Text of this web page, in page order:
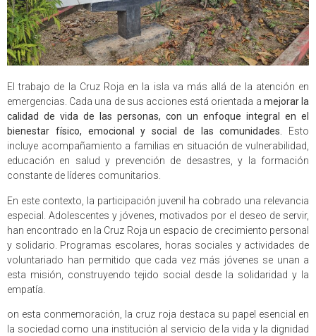
El trabajo de la Cruz Roja en la isla va más allá de la atención en
emergencias. Cada una de sus acciones está orientada a mejorar la
calidad de vida de las personas, con un enfoque integral en el
bienestar físico, emocional y social de las comunidades. Esto
incluye acompañamiento a familias en situación de vulnerabilidad,
educación en salud y prevención de desastres, y la formación
constante de líderes comunitarios.
En este contexto, la participación juvenil ha cobrado una relevancia
especial. Adolescentes y jóvenes, motivados por el deseo de servir,
han encontrado en la Cruz Roja un espacio de crecimiento personal
y solidario. Programas escolares, horas sociales y actividades de
voluntariado han permitido que cada vez más jóvenes se unan a
esta misión, construyendo tejido social desde la solidaridad y la
empatía.
on esta conmemoración, la cruz roja destaca su papel esencial en
la sociedad como una institución al servicio de la vida y la dignidad